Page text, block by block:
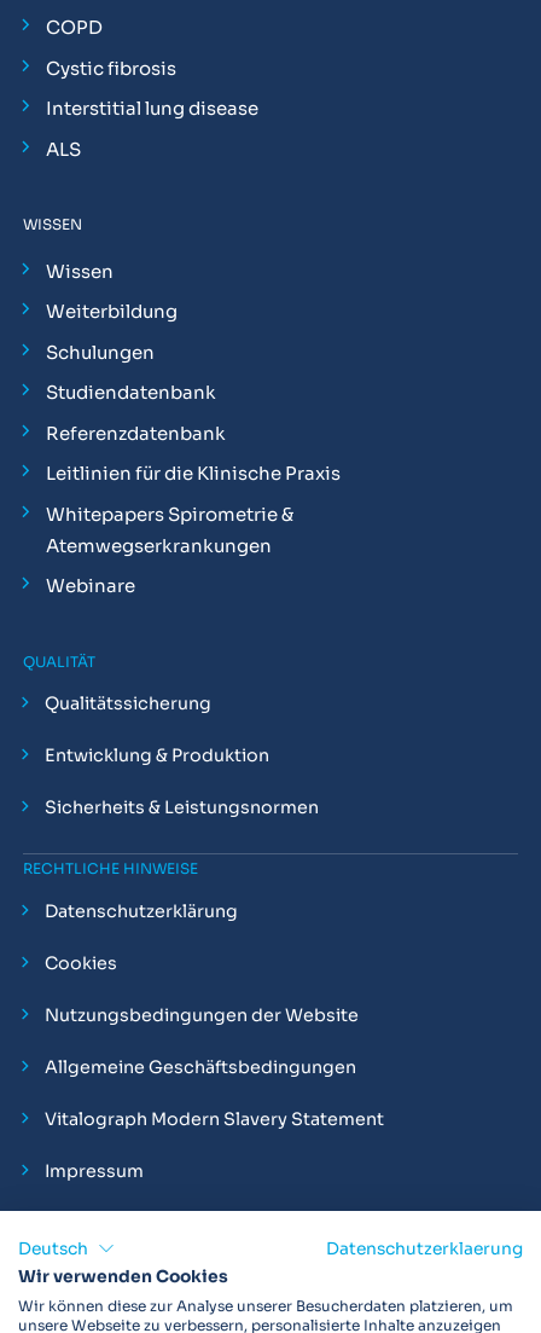
COPD
Cystic fibrosis
Interstitial lung disease
ALS
WISSEN
Wissen
Weiterbildung
Schulungen
Studiendatenbank
Referenzdatenbank
Leitlinien für die Klinische Praxis
Whitepapers Spirometrie &
Atemwegserkrankungen
Webinare
QUALITÄT
Qualitätssicherung
Entwicklung & Produktion
Sicherheits & Leistungsnormen
RECHTLICHE HINWEISE
Datenschutzerklärung
Cookies
Nutzungsbedingungen der Website
Allgemeine Geschäftsbedingungen
Vitalograph Modern Slavery Statement
Impressum
Vitalograph ist ein internationaler Hersteller von Spirometern,
EKGs und Bakterien-Viren-Filtern zur sicheren
Deutsch
Datenschutzerklaerung
Wir verwenden Cookies
Wir können diese zur Analyse unserer Besucherdaten platzieren, um
unsere Webseite zu verbessern, personalisierte Inhalte anzuzeigen